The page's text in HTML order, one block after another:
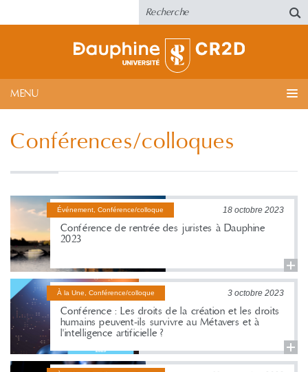
MENU
Conférences/colloques
Événement, Conférence/colloque
Conférence de rentrée des juristes à Dauphine
2023
18 octobre 2023
À la Une, Conférence/colloque
Conférence : Les droits de la création et les droits
humains peuvent-ils survivre au Métavers et à
l'intelligence artificielle ?
3 octobre 2023